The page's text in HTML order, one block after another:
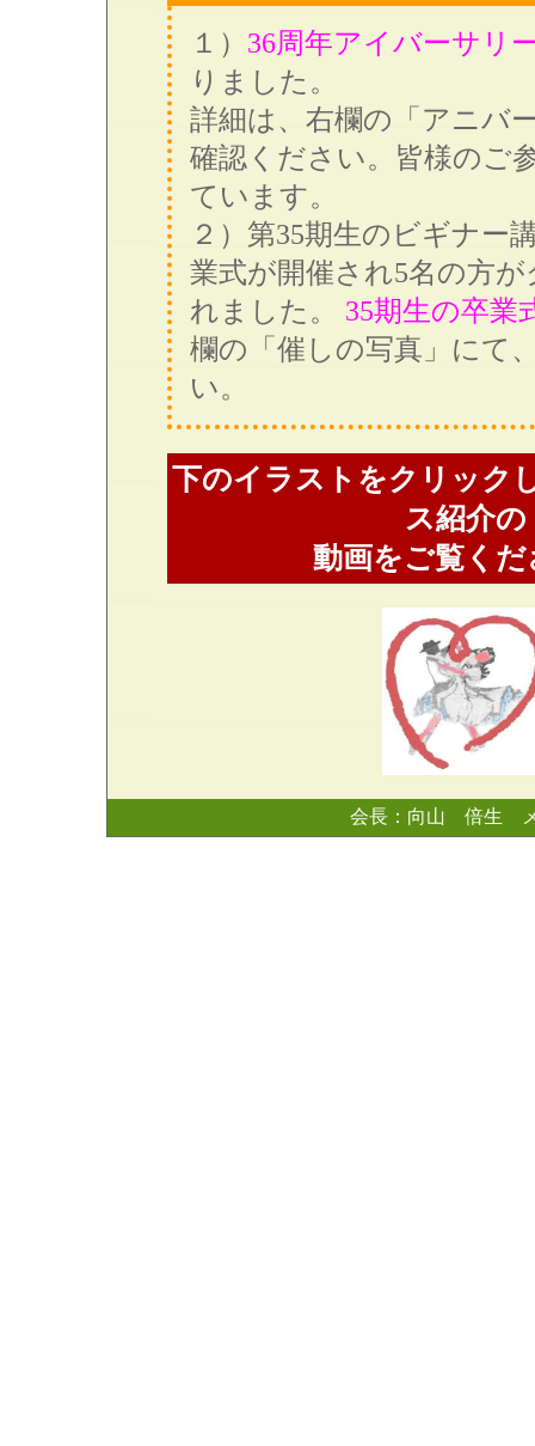
１） 36周年アイバーサリ
りました。
詳細は、右欄の「アニバ
確認ください。皆様のご
ています。
２）第35期生のビギナー
業式が開催され5名の方
れました。 35期生の卒業
欄の「催しの写真」にて
い。
下のイラストをクリック
ス紹介の
動画をご覧くだ
会長：向山 倍生 メ